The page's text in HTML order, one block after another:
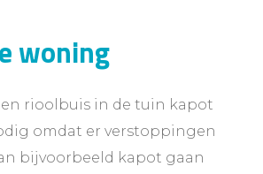
woning
rioolbuis in de tuin kapot
omdat er verstoppingen
bijvoorbeeld kapot gaan